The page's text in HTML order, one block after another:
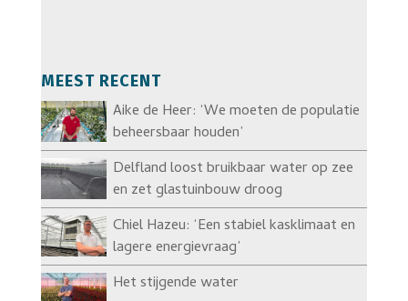
MEEST RECENT
Aike de Heer: ‘We moeten de populatie
beheersbaar houden’
Delfland loost bruikbaar water op zee
en zet glastuinbouw droog
Chiel Hazeu: ‘Een stabiel kasklimaat en
lagere energievraag’
Het stijgende water